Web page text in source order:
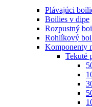
Plávajúci
Boilies v dipe
Rozpustný
Rohlíkový
Komponenty
Tekuté